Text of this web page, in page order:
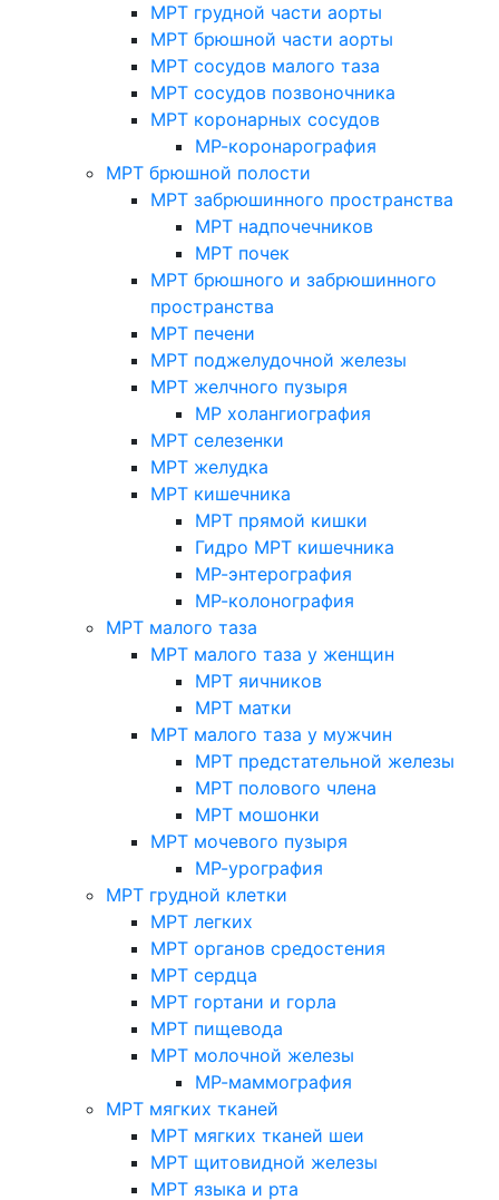
МРТ грудной части аорты
МРТ брюшной части аорты
МРТ сосудов малого таза
МРТ сосудов позвоночника
МРТ коронарных сосудов
МР-коронарография
МРТ брюшной полости
МРТ забрюшинного пространства
МРТ надпочечников
МРТ почек
МРТ брюшного и забрюшинного
пространства
МРТ печени
МРТ поджелудочной железы
МРТ желчного пузыря
МР холангиография
МРТ селезенки
МРТ желудка
МРТ кишечника
МРТ прямой кишки
Гидро МРТ кишечника
МР-энтерография
МР-колонография
МРТ малого таза
МРТ малого таза у женщин
МРТ яичников
МРТ матки
МРТ малого таза у мужчин
МРТ предстательной железы
МРТ полового члена
МРТ мошонки
МРТ мочевого пузыря
МР-урография
МРТ грудной клетки
МРТ легких
МРТ органов средостения
МРТ сердца
МРТ гортани и горла
МРТ пищевода
МРТ молочной железы
МР-маммография
МРТ мягких тканей
МРТ мягких тканей шеи
МРТ щитовидной железы
МРТ языка и рта